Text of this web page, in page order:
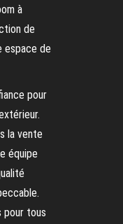
à
de
espace de
pour
la vente
équipe
pour tous